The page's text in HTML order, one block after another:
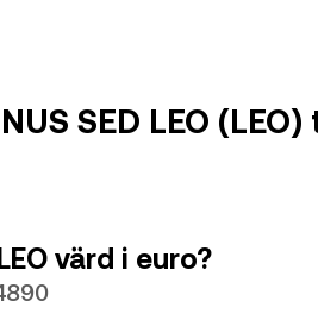
SED LEO
värd i euro?